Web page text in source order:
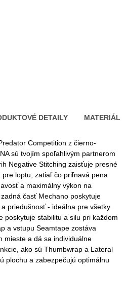
DETAILY MATERIÁL
Competition z čierno-
sú tvojím spoľahlivým partnerom
Negative Stitching zaisťuje presné
loptu, zatiaľ čo priľnavá pena
a maximálny výkon na
časť Mechano poskytuje
priedušnosť - ideálna pre všetky
poskytuje stabilitu a silu pri každom
a vstupu Seamtape zostáva
mieste a dá sa individuálne
ako sú Thumbwrap a Lateral
plochu a zabezpečujú optimálnu